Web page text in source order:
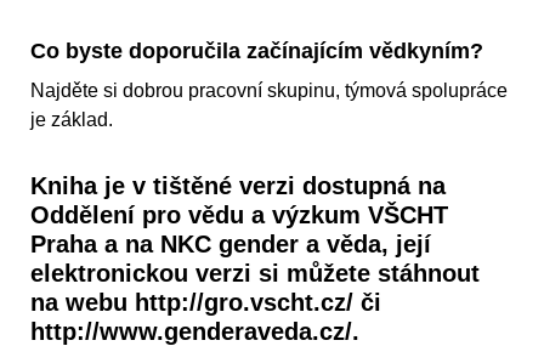
Co byste doporučila začínajícím vědkyním?
Najděte si dobrou pracovní skupinu, týmová spolupráce
je základ.
Kniha je v tištěné verzi dostupná na
Oddělení pro vědu a výzkum VŠCHT
Praha a na NKC gender a věda, její
elektronickou verzi si můžete stáhnout
na webu http://gro.vscht.cz/ či
http://www.genderaveda.cz/.